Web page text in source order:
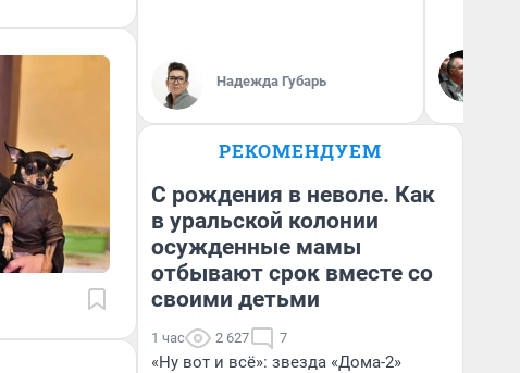
Надежда Губарь
РЕКОМЕНДУЕМ
С рождения в неволе. Как
в уральской колонии
осужденные мамы
отбывают срок вместе со
своими детьми
1 час 2 627 7
«Ну вот и всё»: звезда «Дома-2»